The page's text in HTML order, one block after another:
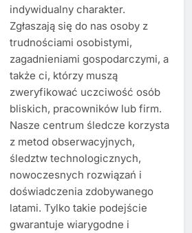
indywidualny charakter.
Zgłaszają się do nas osoby z
trudnościami osobistymi,
zagadnieniami gospodarczymi, a
także ci, którzy muszą
zweryfikować uczciwość osób
bliskich, pracowników lub firm.
Nasze centrum śledcze korzysta
z metod obserwacyjnych,
śledztw technologicznych,
nowoczesnych rozwiązań i
doświadczenia zdobywanego
latami. Tylko takie podejście
gwarantuje wiarygodne i